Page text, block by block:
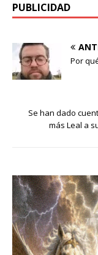
PUBLICIDAD
Por
Se han dado
más Leal a